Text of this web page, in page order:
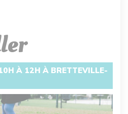
À 12H À BRETTEVILLE-